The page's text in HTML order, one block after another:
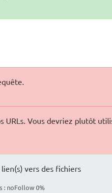
URLs. Vous devriez plutôt
vers des fichiers
: noFollow 0%